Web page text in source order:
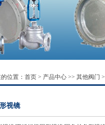
位置： 首页 > 产品中心 >> 其他阀门
视镜